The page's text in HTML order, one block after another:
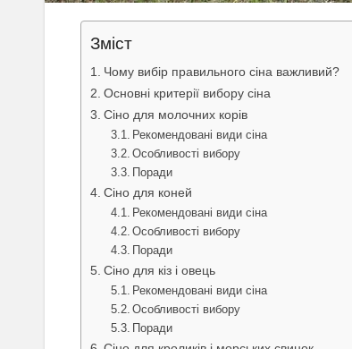
Зміст
Чому вибір правильного сіна важливий?
Основні критерії вибору сіна
Сіно для молочних корів
Рекомендовані види сіна
Особливості вибору
Поради
Сіно для коней
Рекомендовані види сіна
Особливості вибору
Поради
Сіно для кіз і овець
Рекомендовані види сіна
Особливості вибору
Поради